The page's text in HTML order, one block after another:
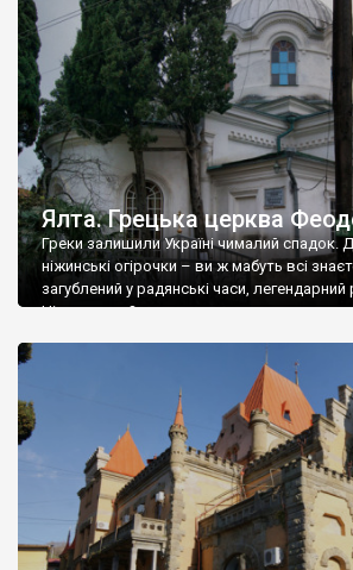
Ялта. Грецька церква
Греки залишили Україні чималий спадок.
ніжинські огірочки – ви ж мабуть всі
загублений у радянські часи,
Ніжин греки?